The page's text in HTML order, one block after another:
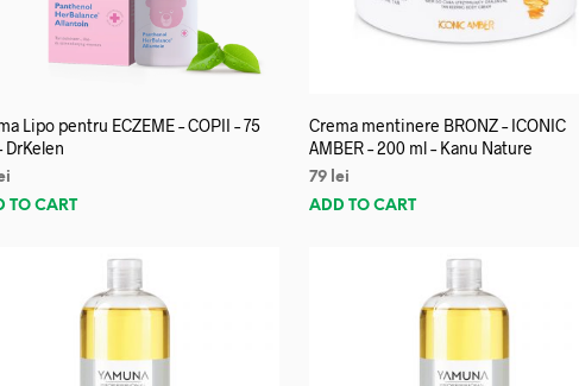
Lipo pentru ECZEME – COPII – 75
DrKelen
TO CART
Crema mentinere BRONZ – ICONIC
AMBER – 200 ml – Kanu Nature
79 lei
ADD TO CART